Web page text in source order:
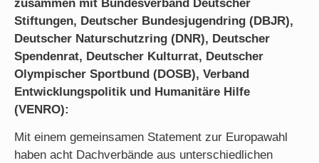
zusammen mit Bundesverband Deutscher
Stiftungen, Deutscher Bundesjugendring (DBJR),
Deutscher Naturschutzring (DNR), Deutscher
Spendenrat, Deutscher Kulturrat, Deutscher
Olympischer Sportbund (DOSB), Verband
Entwicklungspolitik und Humanitäre Hilfe
(VENRO):
Mit einem gemeinsamen Statement zur Europawahl
haben acht Dachverbände aus unterschiedlichen